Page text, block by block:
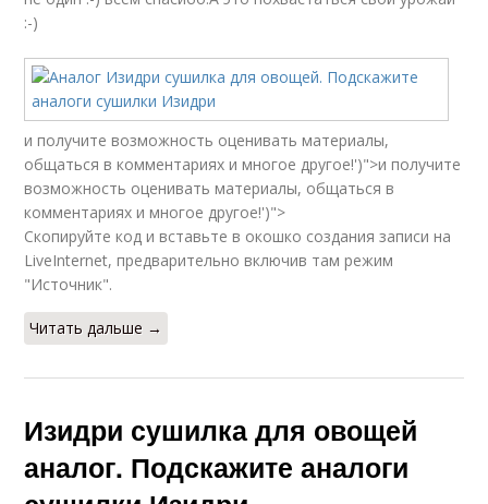
:-)
и получите возможность оценивать материалы,
общаться в комментариях и многое другое!')">и получите
возможность оценивать материалы, общаться в
комментариях и многое другое!')">
Скопируйте код и вставьте в окошко создания записи на
LiveInternet, предварительно включив там режим
"Источник".
Читать дальше →
Изидри сушилка для овощей
аналог. Подскажите аналоги